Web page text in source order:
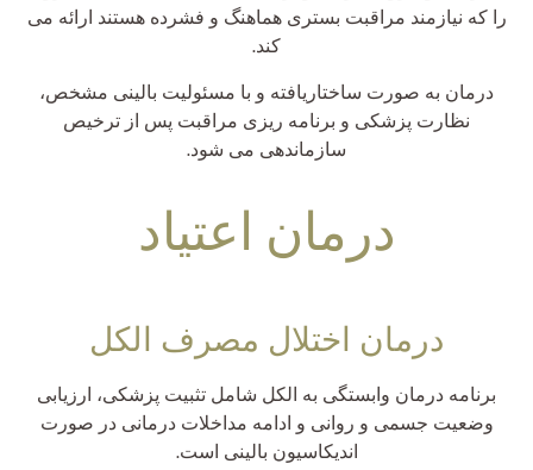
را که نیازمند مراقبت بستری هماهنگ و فشرده هستند ارائه می
کند.
درمان به صورت ساختاریافته و با مسئولیت بالینی مشخص،
نظارت پزشکی و برنامه ریزی مراقبت پس از ترخیص
سازماندهی می شود.
درمان اعتیاد
درمان اختلال مصرف الکل
برنامه درمان وابستگی به الکل شامل تثبیت پزشکی، ارزیابی
وضعیت جسمی و روانی و ادامه مداخلات درمانی در صورت
اندیکاسیون بالینی است.